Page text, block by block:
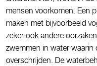
mensen voorkomen. Een
maken met bijvoorbeeld
zeker ook andere
zwemmen in water waarin
overschrijden. De